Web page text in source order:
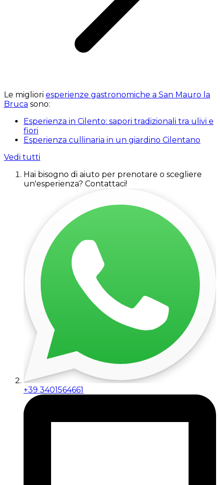
Le migliori esperienze gastronomiche a San Mauro la
Bruca sono:
Esperienza in Cilento: sapori tradizionali tra ulivi e
fiori
Esperienza cullinaria in un giardino Cilentano
Vedi tutti
Hai bisogno di aiuto per prenotare o scegliere
un'esperienza? Contattaci!
+39 3401564661